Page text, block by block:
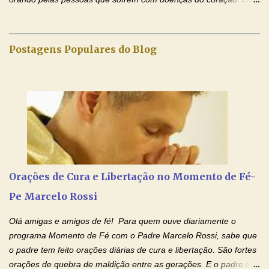
maravilhosos cartões que coloquei aqui para vocês. Não perca
esta abençoada semana de orações no programa de rádio
tenha fé, creia firmemente e ore incessantemente até que o
Kairós aconteça em sua vida. Fique no Amor Ágape de Jesus e
no Amor Materno de Nossa Senhora. Adriana-Devoção e Fé
Mensagem do Padre Marcelo Rossi por E-mail: Amados!! Nesta
quarta feira, vamos orar pelas pessoas que sofrem com as
doenças do coração, NO SAGRADO CORAÇÃO DE JESUS E NO
Postagens Populares do Blog
Orações de Cura e Libertação no Momento de Fé-
Pe Marcelo Rossi
Olá amigas e amigos de fé! Para quem ouve diariamente o
programa Momento de Fé com o Padre Marcelo Rossi, sabe que
o padre tem feito orações diárias de cura e libertação. São fortes
orações de quebra de maldição entre as gerações. E o padre tem